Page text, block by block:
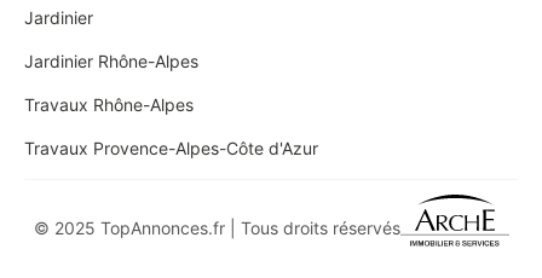
Jardinier
Jardinier Rhône-Alpes
Travaux Rhône-Alpes
Travaux Provence-Alpes-Côte d'Azur
© 2025 TopAnnonces.fr | Tous droits réservés